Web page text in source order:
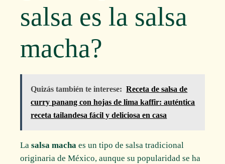
salsa es la salsa
macha?
Quizás también te interese: Receta de salsa de
curry panang con hojas de lima kaffir: auténtica
receta tailandesa fácil y deliciosa en casa
Lasalsa macha es un tipo de salsa tradicional
originaria de México, aunque su popularidad se ha